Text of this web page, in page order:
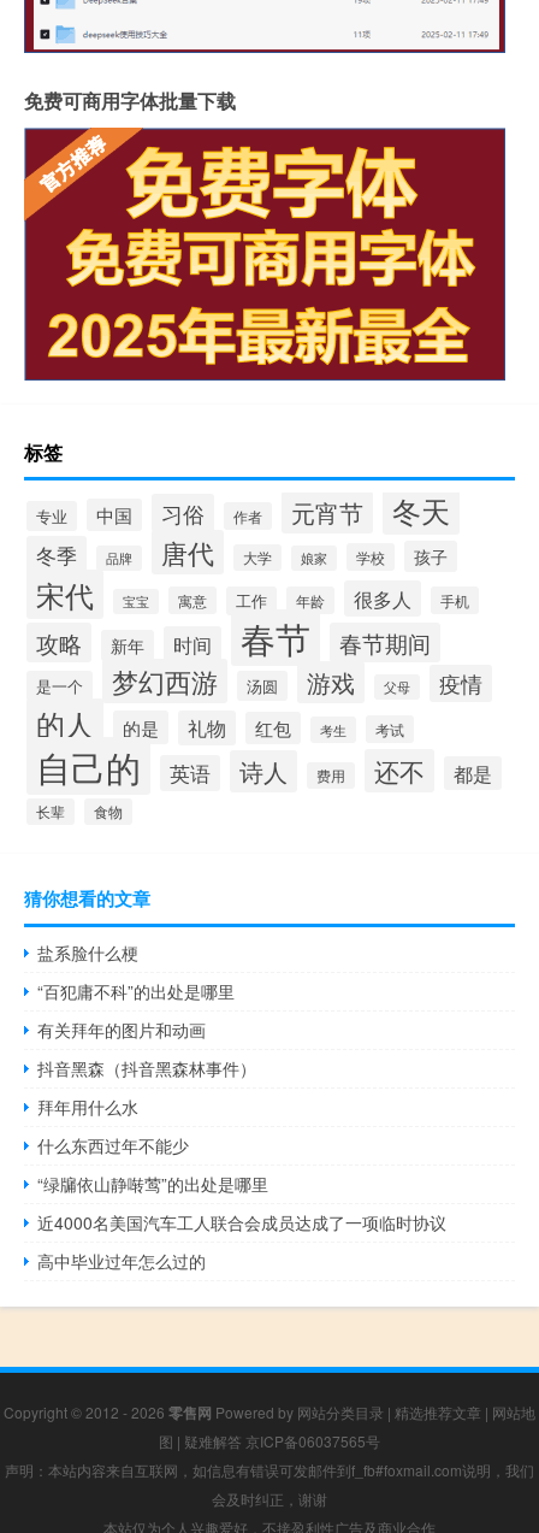
免费可商用字体批量下载
标签
专业 中国 习俗 作者 元宵节 冬天
冬季 品牌 唐代 大学 娘家 学校 孩子
宋代 宝宝 寓意 工作 年龄 很多人 手机
攻略 新年 时间 春节 春节期间
是一个 梦幻西游 汤圆 游戏 父母 疫情
的人 的是 礼物 红包 考生 考试
自己的 英语 诗人 费用 还不 都是
长辈 食物
猜你想看的文章
盐系脸什么梗
“百犯庸不科”的出处是哪里
有关拜年的图片和动画
抖音黑森（抖音黑森林事件）
拜年用什么水
什么东西过年不能少
“绿牖依山静啭莺”的出处是哪里
近4000名美国汽车工人联合会成员达成了一项临时协议
高中毕业过年怎么过的
Copyright © 2012 - 2026 零售网 Powered by 网站分类目录 | 精选推荐文章 | 网站地
图 | 疑难解答 京ICP备06037565号
声明：本站内容来自互联网，如信息有错误可发邮件到f_fb#foxmail.com说明，我们
会及时纠正，谢谢
本站仅为个人兴趣爱好，不接盈利性广告及商业合作